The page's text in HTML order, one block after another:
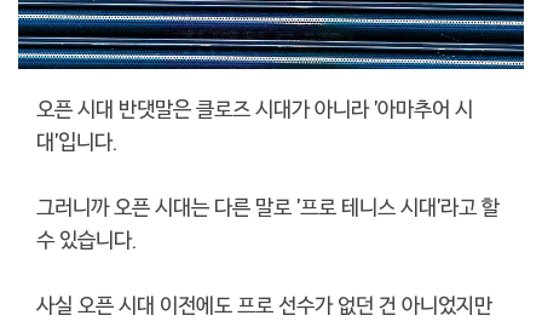
오픈 시대 반댓말은 클로즈 시대가 아니라 '아마추어 시
대'입니다.
그러니까 오픈 시대는 다른 말로 '프로 테니스 시대'라고 할
수 있습니다.
사실 오픈 시대 이전에도 프로 선수가 없던 건 아니었지만